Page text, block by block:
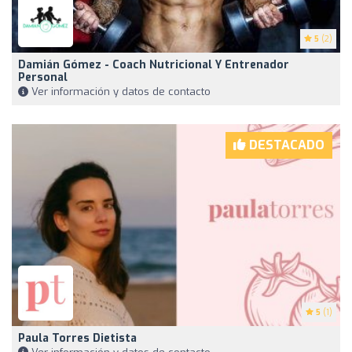
5 (2)
Damián Gómez - Coach Nutricional Y Entrenador
Personal
Ver información y datos de contacto
DESTACADO
5 (1)
Paula Torres Dietista